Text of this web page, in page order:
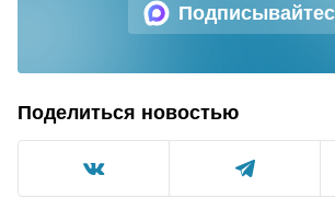
Поделиться новостью